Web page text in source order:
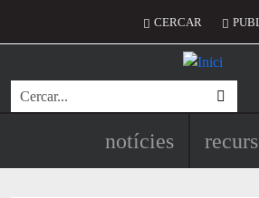
Menú del
CERCAR
Cerca
Navegació
notícies